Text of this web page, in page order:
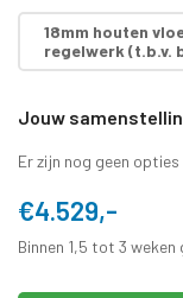
18mm houten
regelwerk (t.b.v.
Jouw
Er zijn nog geen
€4.529,-
Binnen 1,5 tot 3